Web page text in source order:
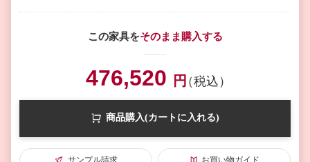
この家具をそのまま購入する
476,520 円（税込）
商品購入(カートに入れる)
サンプル請求 お買い物ガイド